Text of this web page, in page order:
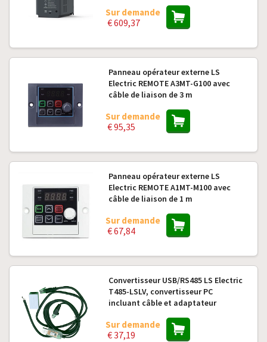
Sur demande
€ 609,37
Panneau opérateur externe LS
Electric REMOTE A3MT-G100 avec
câble de liaison de 3 m
Sur demande
€ 95,35
Panneau opérateur externe LS
Electric REMOTE A1MT-M100 avec
câble de liaison de 1 m
Sur demande
€ 67,84
Convertisseur USB/RS485 LS Electric
T485-LSLV, convertisseur PC
incluant câble et adaptateur
Sur demande
€ 37,19